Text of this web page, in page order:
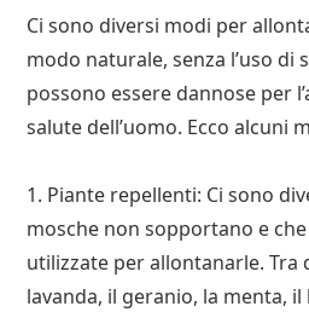
Ci sono diversi modi per
modo naturale, senza l’uso di
possono essere dannose per
salute dell’uomo. Ecco alcuni
1. Piante repellenti: Ci sono
mosche non sopportano e
utilizzate per allontanarle. Tra
lavanda, il geranio, la menta,